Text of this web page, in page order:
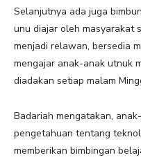
Selanjutnya ada juga
unu diajar oleh masyarakat
menjadi relawan, bersedia
mengajar anak-anak utnuk
diadakan setiap malam
Badariah mengatakan,
pengetahuan tentang
memberikan bimbingan